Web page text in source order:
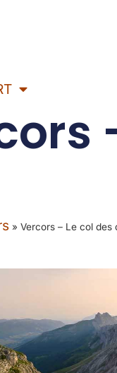
» Vercors – Le col